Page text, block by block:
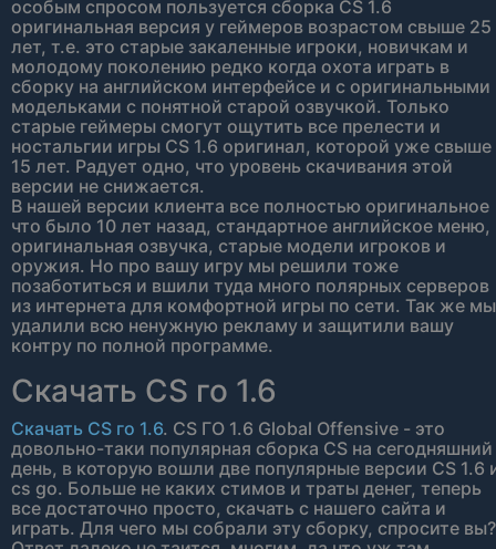
особым спросом пользуется сборка CS 1.6
оригинальная версия у геймеров возрастом свыше 25
лет, т.е. это старые закаленные игроки, новичкам и
молодому поколению редко когда охота играть в
сборку на английском интерфейсе и с оригинальными
модельками с понятной старой озвучкой. Только
старые геймеры смогут ощутить все прелести и
ностальгии игры CS 1.6 оригинал, которой уже свыше
15 лет. Радует одно, что уровень скачивания этой
версии не снижается.
В нашей версии клиента все полностью оригинальное
что было 10 лет назад, стандартное английское меню,
оригинальная озвучка, старые модели игроков и
оружия. Но про вашу игру мы решили тоже
позаботиться и вшили туда много полярных серверов
из интернета для комфортной игры по сети. Так же мы
удалили всю ненужную рекламу и защитили вашу
контру по полной программе.
Скачать CS го 1.6
Скачать CS го 1.6. CS ГО 1.6 Global Offensive - это
довольно-таки популярная сборка CS на сегодняшний
день, в которую вошли две популярные версии CS 1.6
cs go. Больше не каких стимов и траты денег, теперь
все достаточно просто, скачать с нашего сайта и
играть. Для чего мы собрали эту сборку, спросите вы?